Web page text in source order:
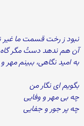
نبود ز رخت قسمت ما غیر
آن هم ندهد دستُ مگر
به امید نگاهی، ببینم مهر
بگویم ای نگار من
چه بی مهر و وفایی
چه پر جور و جفایی